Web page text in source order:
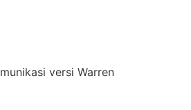
versi Warren